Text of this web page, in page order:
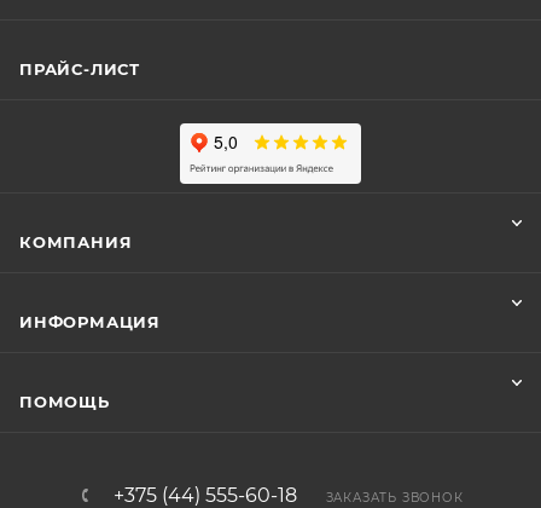
ПРАЙС-ЛИСТ
КОМПАНИЯ
ИНФОРМАЦИЯ
ПОМОЩЬ
+375 (44) 555-60-18 ЗАКАЗАТЬ ЗВОНОК